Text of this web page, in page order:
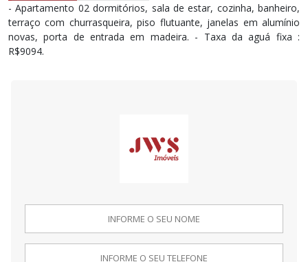
- Apartamento 02 dormitórios, sala de estar, cozinha, banheiro,
terraço com churrasqueira, piso flutuante, janelas em alumínio
novas, porta de entrada em madeira. - Taxa da aguá fixa :
R$9094.